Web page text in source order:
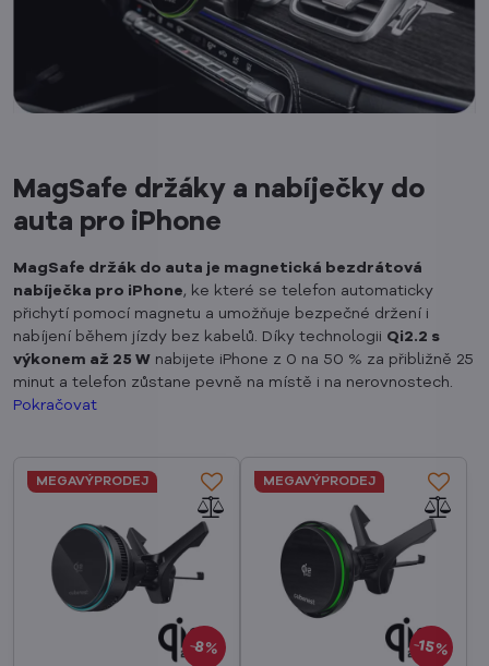
MagSafe držáky a nabíječky do
auta pro iPhone
MagSafe držák do auta je magnetická bezdrátová
nabíječka pro iPhone, ke které se telefon automaticky
přichytí pomocí magnetu a umožňuje bezpečné držení i
nabíjení během jízdy bez kabelů. Díky technologii Qi2.2 s
výkonem až 25 W nabijete iPhone z 0 na 50 % za přibližně 25
minut a telefon zůstane pevně na místě i na nerovnostech.
Pokračovat
8%
MEGAVÝPRODEJ
15%
MEGAVÝPRODEJ